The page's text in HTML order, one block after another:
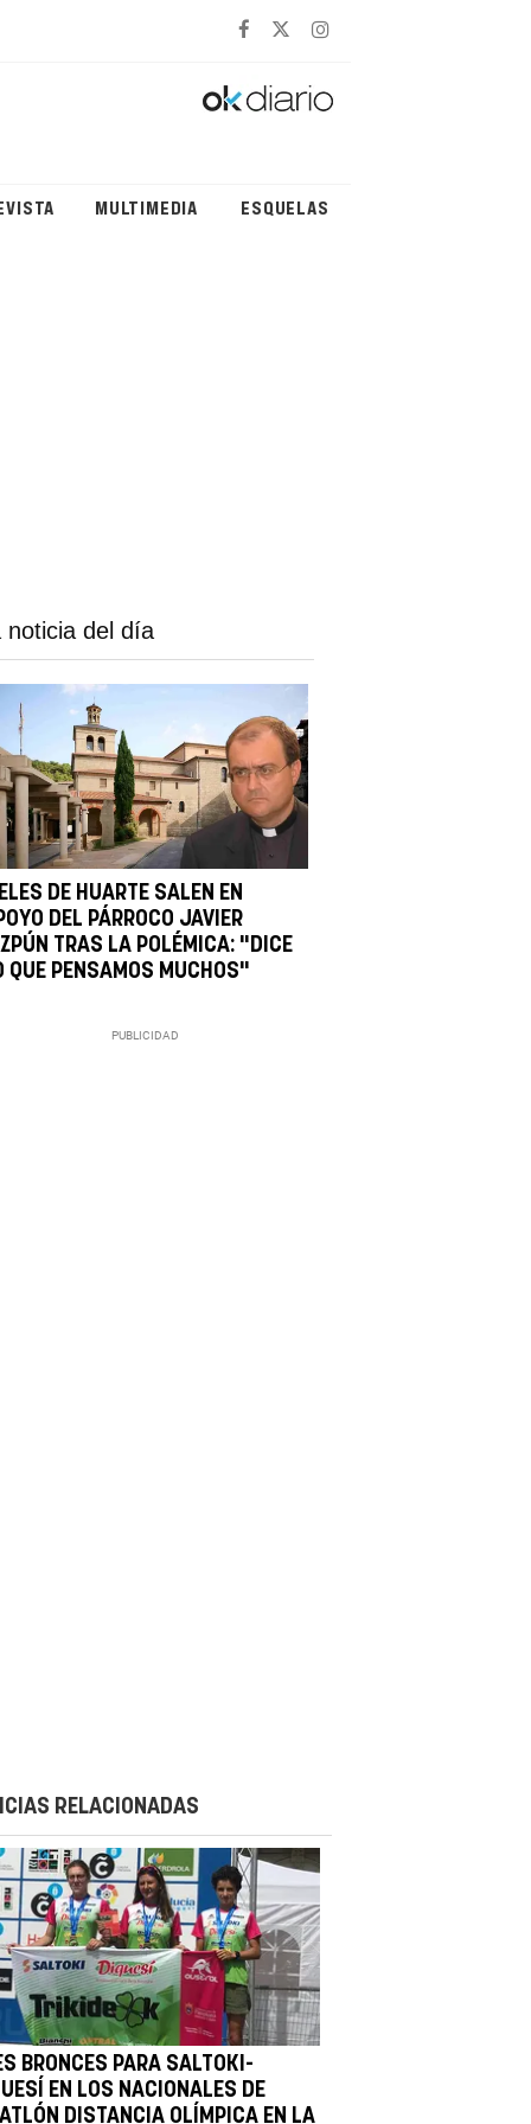
MULTIMEDIA ESQUELAS
noticia del día
DE HUARTE SALEN EN
DEL PÁRROCO JAVIER
TRAS LA POLÉMICA: "DICE
QUE PENSAMOS MUCHOS"
RELACIONADAS
BRONCES PARA SALTOKI-
EN LOS NACIONALES DE
DISTANCIA OLÍMPICA EN LA